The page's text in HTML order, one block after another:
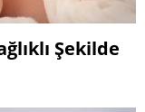
Şekilde